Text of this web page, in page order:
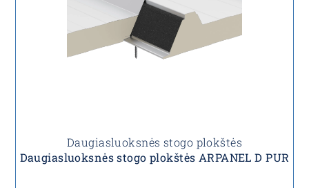
Daugiasluoksnės stogo plokštės
Daugiasluoksnės stogo plokštės ARPANEL D PUR